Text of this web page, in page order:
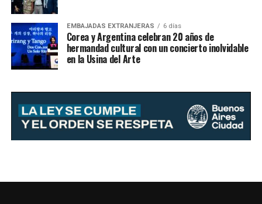
EMBAJADAS EXTRANJERAS 6 días
Corea y Argentina celebran 20 años de
hermandad cultural con un concierto inolvidable
en la Usina del Arte